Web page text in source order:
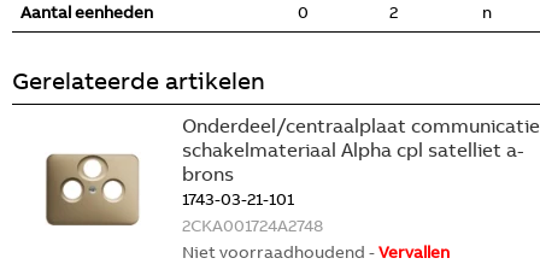
Aantal eenheden
0 2 n
Gerelateerde artikelen
Onderdeel/centraalplaat
schakelmateriaal Alpha cpl satelliet a-
brons
1743-03-21-101
2CKA001724A2748
Niet voorraadhoudend -Vervallen